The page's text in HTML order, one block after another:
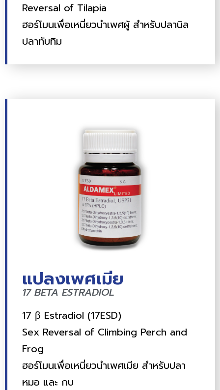
Reversal of Tilapia
ฮอร์โมนเพื่อเหนี่ยวนำเพศผู้ สำหรับปลานิล
ปลาทับทิม
แปลงเพศเมีย
17 BETA ESTRADIOL
17 β Estradiol (17ESD)
Sex Reversal of Climbing Perch and
Frog
ฮอร์โมนเพื่อเหนี่ยวนำเพศเมีย สำหรับปลา
หมอ และ กบ